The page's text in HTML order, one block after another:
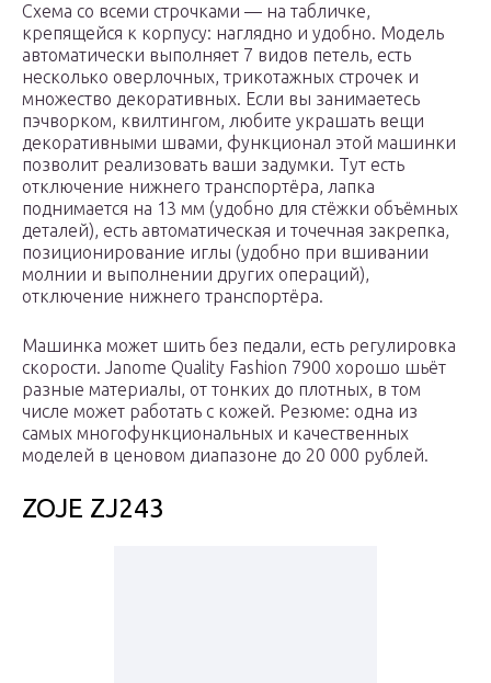
Схема со всеми строчками — на табличке,
крепящейся к корпусу: наглядно и удобно. Модель
автоматически выполняет 7 видов петель, есть
несколько оверлочных, трикотажных строчек и
множество декоративных. Если вы занимаетесь
пэчворком, квилтингом, любите украшать вещи
декоративными швами, функционал этой машинки
позволит реализовать ваши задумки. Тут есть
отключение нижнего транспортёра, лапка
поднимается на 13 мм (удобно для стёжки объёмных
деталей), есть автоматическая и точечная закрепка,
позиционирование иглы (удобно при вшивании
молнии и выполнении других операций),
отключение нижнего транспортёра.
Машинка может шить без педали, есть регулировка
скорости. Janome Quality Fashion 7900 хорошо шьёт
разные материалы, от тонких до плотных, в том
числе может работать с кожей. Резюме: одна из
самых многофункциональных и качественных
моделей в ценовом диапазоне до 20 000 рублей.
ZOJE ZJ243